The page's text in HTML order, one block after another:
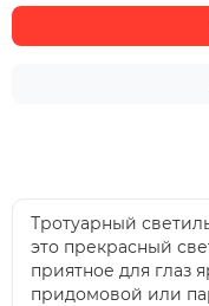
Тротуарный
это прекрасный
приятное для глаз
придомовой или